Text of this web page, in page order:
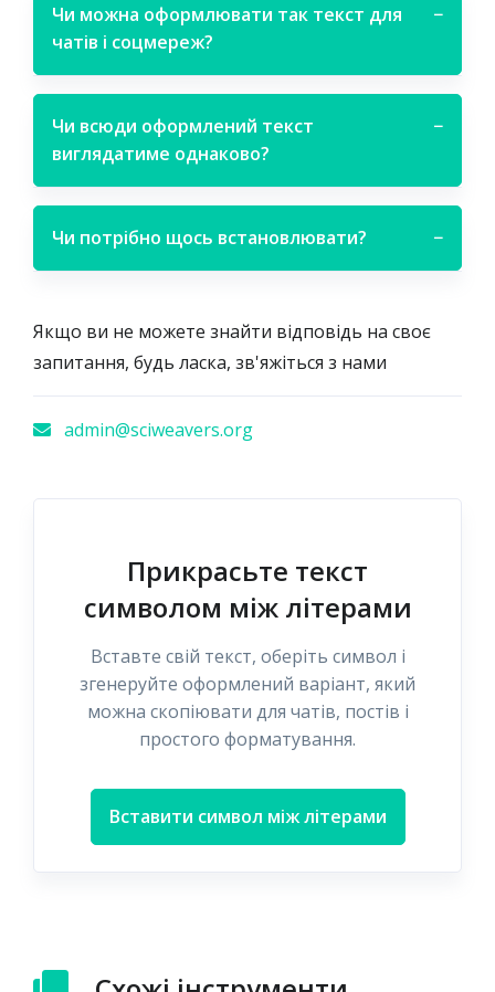
Чи можна оформлювати так текст для
чатів і соцмереж?
−
Чи всюди оформлений текст
виглядатиме однаково?
−
Чи потрібно щось встановлювати? −
Якщо ви не можете знайти відповідь на своє
запитання, будь ласка, зв'яжіться з нами
admin@sciweavers.org
Прикрасьте текст
символом між літерами
Вставте свій текст, оберіть символ і
згенеруйте оформлений варіант, який
можна скопіювати для чатів, постів і
простого форматування.
Вставити символ між літерами